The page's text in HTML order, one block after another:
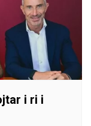
i ri i